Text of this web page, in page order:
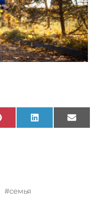
Pinterest LinkedIn Email
семья